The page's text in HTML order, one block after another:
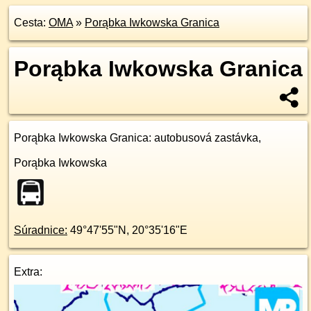
Cesta: OMA» Porąbka Iwkowska Granica
Porąbka Iwkowska Granica
Porąbka Iwkowska Granica: autobusová zastávka,
Porąbka Iwkowska
Súradnice: 49°47'55"N , 20°35'16"E
Extra: